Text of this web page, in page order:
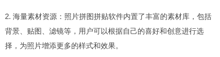
2. 海量素材资源：照片拼图拼贴软件内置了丰富的素材库，包括
背景、贴图、滤镜等，用户可以根据自己的喜好和创意进行选
择，为照片增添更多的样式和效果。